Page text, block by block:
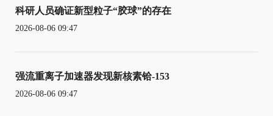
科研人员确证新型粒子“胶球”的存在
2026-08-06 09:47
强流重离子加速器发现新核素铪-153
2026-08-06 09:47